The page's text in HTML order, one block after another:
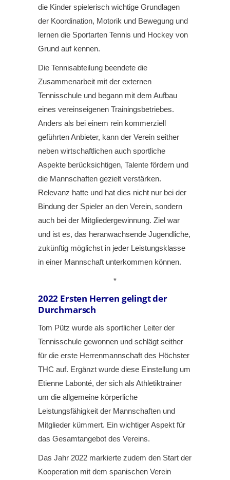
die Kinder spielerisch wichtige Grundlagen
der Koordination, Motorik und Bewegung und
lernen die Sportarten Tennis und Hockey von
Grund auf kennen.
Die Tennisabteilung beendete die
Zusammenarbeit mit der externen
Tennisschule und begann mit dem Aufbau
eines vereinseigenen Trainingsbetriebes.
Anders als bei einem rein kommerziell
geführten Anbieter, kann der Verein seither
neben wirtschaftlichen auch sportliche
Aspekte berücksichtigen, Talente fördern und
die Mannschaften gezielt verstärken.
Relevanz hatte und hat dies nicht nur bei der
Bindung der Spieler an den Verein, sondern
auch bei der Mitgliedergewinnung. Ziel war
und ist es, das heranwachsende Jugendliche,
zukünftig möglichst in jeder Leistungsklasse
in einer Mannschaft unterkommen können.
*
2022 Ersten Herren gelingt der
Durchmarsch
Tom Pütz wurde als sportlicher Leiter der
Tennisschule gewonnen und schlägt seither
für die erste Herrenmannschaft des Höchster
THC auf. Ergänzt wurde diese Einstellung um
Etienne Labonté, der sich als Athletiktrainer
um die allgemeine körperliche
Leistungsfähigkeit der Mannschaften und
Mitglieder kümmert. Ein wichtiger Aspekt für
das Gesamtangebot des Vereins.
Das Jahr 2022 markierte zudem den Start der
Kooperation mit dem spanischen Verein